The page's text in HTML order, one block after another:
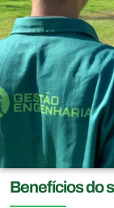
Benefícios do